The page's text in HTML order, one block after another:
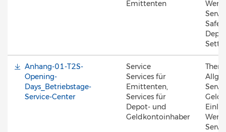
Emittenten
Anhang-01-T2S-
Opening-
Days_Betriebstage-
Service-Center
Service
Services für
Emittenten,
Services für
Depot- und
Geldkontoinhaber